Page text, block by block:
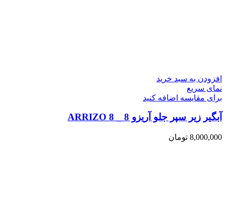
افزودن به سبد خرید
نمای سریع
برای مقایسه اضافه کنید
آبگیر زیر سپر جلو آریزو 8 _ ARRIZO 8
8,000,000 تومان